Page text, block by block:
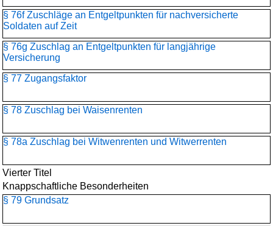
§ 76f Zuschläge an Entgeltpunkten für nachversicherte
Soldaten auf Zeit
§ 76g Zuschlag an Entgeltpunkten für langjährige
Versicherung
§ 77 Zugangsfaktor
§ 78 Zuschlag bei Waisenrenten
§ 78a Zuschlag bei Witwenrenten und Witwerrenten
Vierter Titel
Knappschaftliche Besonderheiten
§ 79 Grundsatz